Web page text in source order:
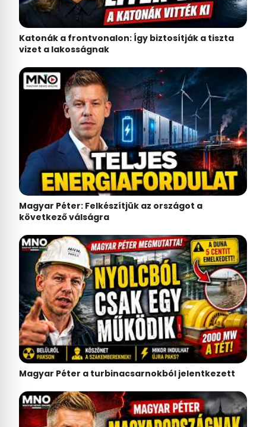
Katonák a frontvonalon: Így biztosítják a tiszta
vizet a lakosságnak
Magyar Péter: Felkészítjük az országot a
következő válságra
Magyar Péter a turbinacsarnokból jelentkezett